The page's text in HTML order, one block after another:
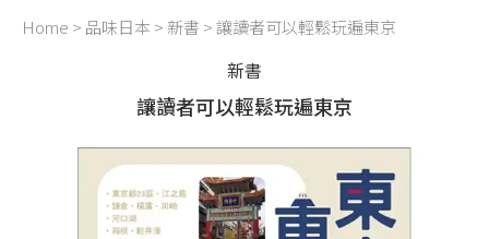
Home > 品味日本 > 新書 >讓讀者可以輕鬆玩遍東京
新書
讓讀者可以輕鬆玩遍東京